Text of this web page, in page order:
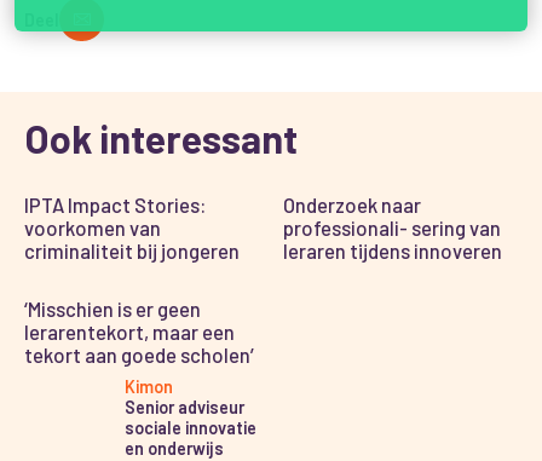
Ook interessant
IPTA Impact Stories:
voorkomen van
criminaliteit bij jongeren
Onderzoek naar
professionali- sering van
leraren tijdens innoveren
‘Misschien is er geen
lerarentekort, maar een
tekort aan goede scholen’
Kimon
Senior adviseur
sociale innovatie
en onderwijs